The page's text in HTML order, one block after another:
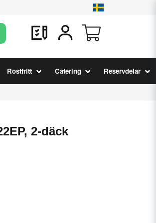
Rostfritt Catering Reservdelar
2-däck